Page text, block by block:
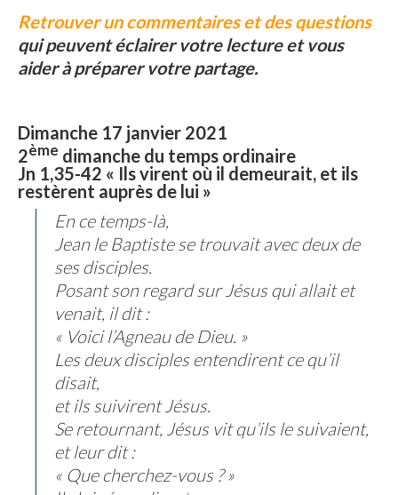
Retrouver un commentaires et des questions
qui peuvent éclairer votre lecture et vous
aider à préparer votre partage.
Dimanche 17 janvier 2021
2ème dimanche du temps ordinaire
Jn 1,35-42 « Ils virent où il demeurait, et ils
restèrent auprès de lui »
En ce temps-là,
Jean le Baptiste se trouvait avec deux de
ses disciples.
Posant son regard sur Jésus qui allait et
venait, il dit :
« Voici l’Agneau de Dieu. »
Les deux disciples entendirent ce qu’il
disait,
et ils suivirent Jésus.
Se retournant, Jésus vit qu’ils le suivaient,
et leur dit :
« Que cherchez-vous ? »